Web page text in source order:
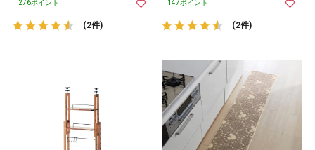
276ポイント
(2件)
147ポイント
(2件)